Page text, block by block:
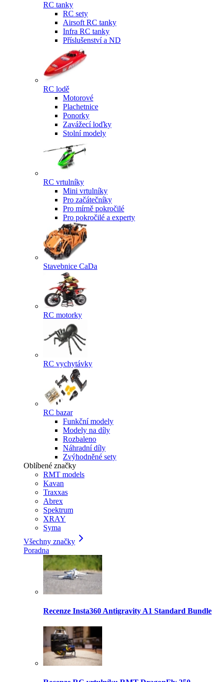
RC tanky
RC sety
Airsoft RC tanky
Infra RC tanky
Příslušenství a ND
RC lodě
Motorové
Plachetnice
Ponorky
Zavážecí loďky
Stolní modely
RC vrtulníky
Mini vrtulníky
Pro začátečníky
Pro mírně pokročilé
Pro pokročilé a experty
Stavebnice CaDa
RC motorky
RC vychytávky
RC bazar
Funkční modely
Modely na díly
Rozbaleno
Náhradní díly
Zvýhodněné sety
Oblíbené značky
RMT models
Kavan
Traxxas
Abrex
Spektrum
XRAY
Syma
Všechny značky
Poradna
Recenze Insta360 Antigravity A1 Standard Bundle